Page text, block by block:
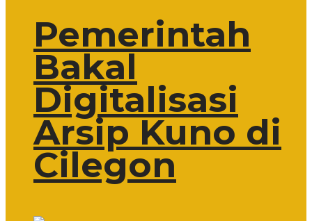
Pemerintah
Bakal
Digitalisasi
Arsip Kuno di
Cilegon